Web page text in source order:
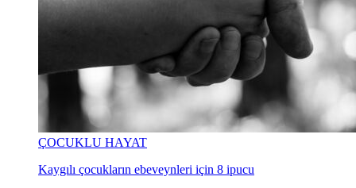
ÇOCUKLU HAYAT
Kaygılı çocukların ebeveynleri için 8 ipucu